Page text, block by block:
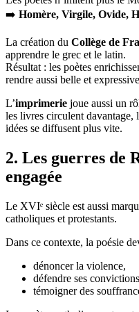
➡️ Homère, Virgile, Ovide,
La création du Collège de
apprendre le grec et le latin.
Résultat : les poètes
rendre aussi belle et
L’imprimerie joue aussi un
les livres circulent davantage,
idées se diffusent plus vite.
2. Les guerres de
engagée
Le XVIᵉ siècle est aussi
catholiques et protestants.
Dans ce contexte, la poésie
dénoncer la violence,
défendre ses
témoigner des